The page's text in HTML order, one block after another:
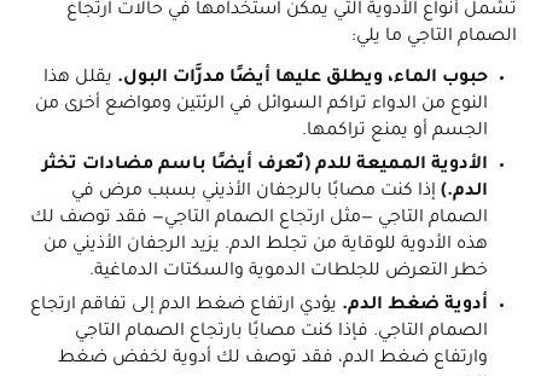
تشمل أنواع الأدوية التي يمكن استخدامها في حالات ارتجاع
الصمام التاجي ما يلي:
حبوب الماء، ويطلق عليها أيضًا مدرَّات البول. يقلل هذا
النوع من الدواء تراكم السوائل في الرئتين ومواضع أخرى من
الجسم أو يمنع تراكمها.
الأدوية المميعة للدم (تُعرف أيضًا باسم مضادات تخثر
الدم.) إذا كنت مصابًا بالرجفان الأذيني بسبب مرض في
الصمام التاجي —مثل ارتجاع الصمام التاجي— فقد توصف لك
هذه الأدوية للوقاية من تجلط الدم. يزيد الرجفان الأذيني من
خطر التعرض للجلطات الدموية والسكتات الدماغية.
أدوية ضغط الدم. يؤدي ارتفاع ضغط الدم إلى تفاقم ارتجاع
الصمام التاجي. فإذا كنت مصابًا بارتجاع الصمام التاجي
وارتفاع ضغط الدم، فقد توصف لك أدوية لخفض ضغط